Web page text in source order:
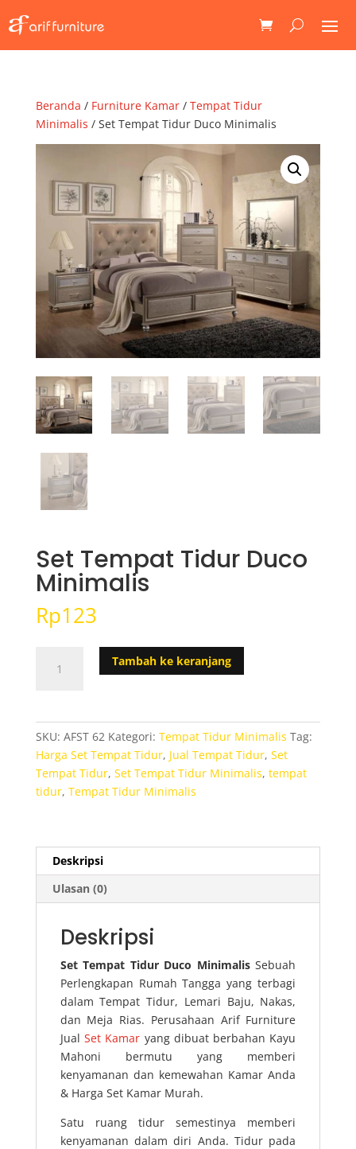
Beranda / Furniture Kamar/ Tempat Tidur
Minimalis / Set Tempat Tidur Duco Minimalis
Set Tempat Tidur Duco
Minimalis
Rp123
Tambah ke keranjang
SKU: AFST 62 Kategori: Tempat Tidur Minimalis Tag:
Harga Set Tempat Tidur, Jual Tempat Tidur, Set
Tempat Tidur, Set Tempat Tidur Minimalis, tempat
tidur, Tempat Tidur Minimalis
Deskripsi
Ulasan (0)
Deskripsi
Set Tempat Tidur Duco MinimalisSebuah
Perlengkapan Rumah Tangga yang terbagi
dalam Tempat Tidur, Lemari Baju, Nakas,
dan Meja Rias. Perusahaan Arif Furniture
JualSet Kamar yang dibuat berbahan Kayu
Mahoni bermutu yang memberi
kenyamanan dan kemewahan Kamar Anda
& Harga Set Kamar Murah.
Satu ruang tidur semestinya memberi
kenyamanan dalam diri Anda. Tidur pada